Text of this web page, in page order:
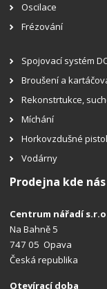
Oscilace
Frézování
Spojovací systém
Broušení a
Rekonstrtukce,
Míchání
Horkovzdušné
Vodárny
Prodejna kde
Centrum nářadí
Na Bahně 5
747 05 Opava
Česká republika
Otevírací doba